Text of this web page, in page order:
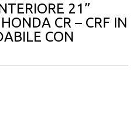
21”
CR – CRF IN
CON